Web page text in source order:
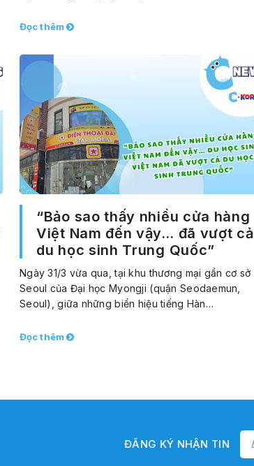
Đọc thêm
“Bảo sao thấy nhiều cửa hàng
Việt Nam đến vậy… đã vượt cả
du học sinh Trung Quốc”
Ngày 31/3 vừa qua, tại khu thương mại gần cơ sở
Seoul của Đại học Myongji (quận Seodaemun,
Seoul), giữa những biển hiệu tiếng Hàn…
Đọc thêm
ĐĂNG KÝ NHẬN TIN